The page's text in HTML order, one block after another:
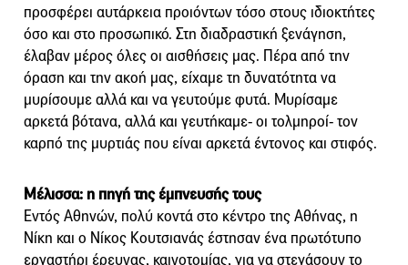
προσφέρει αυτάρκεια προιόντων τόσο στους ιδιοκτήτες
όσο και στο προσωπικό. Στη διαδραστική ξενάγηση,
έλαβαν μέρος όλες οι αισθήσεις μας. Πέρα από την
όραση και την ακοή μας, είχαμε τη δυνατότητα να
μυρίσουμε αλλά και να γευτούμε φυτά. Μυρίσαμε
αρκετά βότανα, αλλά και γευτήκαμε- οι τολμηροί- τον
καρπό της μυρτιάς που είναι αρκετά έντονος και στιφός.
Μέλισσα: η πηγή της έμπνευσής τους
Εντός Αθηνών, πολύ κοντά στο κέντρο της Αθήνας, η
Νίκη και ο Νίκος Κουτσιανάς έστησαν ένα πρωτότυπο
εργαστήρι έρευνας, καινοτομίας, για να στεγάσουν το